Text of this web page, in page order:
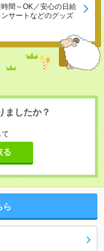
間～OK／安心の日給
サートなどのグッズ
ましたか？
て
る
ら